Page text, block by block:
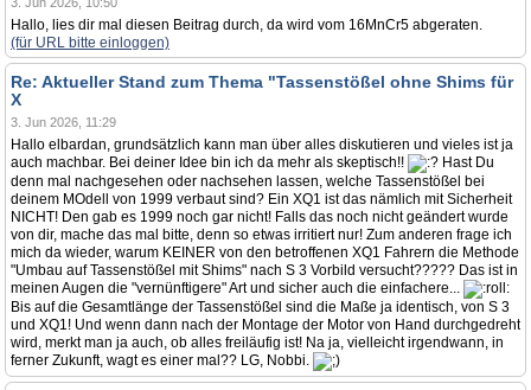
Hallo, lies dir mal diesen Beitrag durch, da wird vom 16MnCr5 abgeraten.
(für URL bitte einloggen)
Re: Aktueller Stand zum Thema "Tassenstößel ohne Shims für
X
3. Jun 2026, 11:29
Hallo elbardan, grundsätzlich kann man über alles diskutieren und vieles ist ja
auch machbar. Bei deiner Idee bin ich da mehr als skeptisch!!
Hast Du
denn mal nachgesehen oder nachsehen lassen, welche Tassenstößel bei
deinem MOdell von 1999 verbaut sind? Ein XQ1 ist das nämlich mit Sicherheit
NICHT! Den gab es 1999 noch gar nicht! Falls das noch nicht geändert wurde
von dir, mache das mal bitte, denn so etwas irritiert nur! Zum anderen frage ich
mich da wieder, warum KEINER von den betroffenen XQ1 Fahrern die Methode
"Umbau auf Tassenstößel mit Shims" nach S 3 Vorbild versucht????? Das ist in
meinen Augen die "vernünftigere" Art und sicher auch die einfachere...
Bis auf die Gesamtlänge der Tassenstößel sind die Maße ja identisch, von S 3
und XQ1! Und wenn dann nach der Montage der Motor von Hand durchgedreht
wird, merkt man ja auch, ob alles freiläufig ist! Na ja, vielleicht irgendwann, in
ferner Zukunft, wagt es einer mal?? LG, Nobbi.